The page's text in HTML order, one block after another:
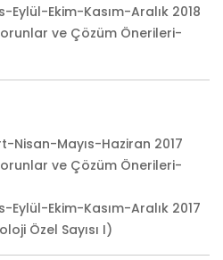
Eylül-Ekim-Kasım-Aralık 2018
ve Çözüm Önerileri-
Nisan-Mayıs-Haziran 2017
ve Çözüm Önerileri-
Eylül-Ekim-Kasım-Aralık 2017
Özel Sayısı I)